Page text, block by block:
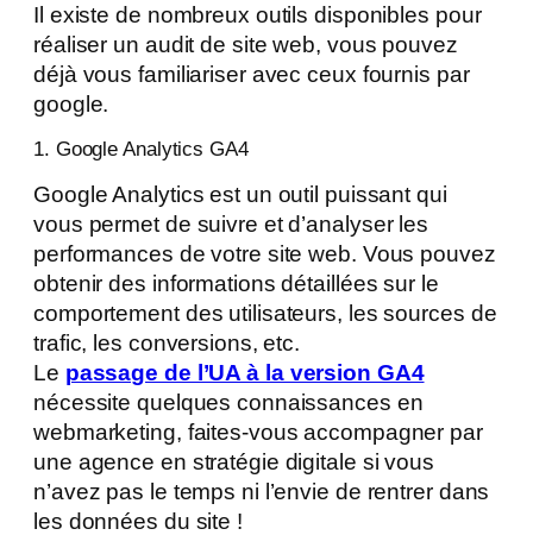
Il existe de nombreux outils disponibles pour
réaliser un audit de site web, vous pouvez
déjà vous familiariser avec ceux fournis par
google.
1. Google Analytics GA4
Google Analytics est un outil puissant qui
vous permet de suivre et d’analyser les
performances de votre site web. Vous pouvez
obtenir des informations détaillées sur le
comportement des utilisateurs, les sources de
trafic, les conversions, etc.
Le passage de l’UA à la version GA4
nécessite quelques connaissances en
webmarketing, faites-vous accompagner par
une agence en stratégie digitale si vous
n’avez pas le temps ni l’envie de rentrer dans
les données du site !